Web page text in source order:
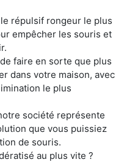
répulsif rongeur le plus
empêcher les souris et
faire en sorte que plus
dans votre maison, avec
le plus
société représente
que vous puissiez
de souris.
au plus vite ?